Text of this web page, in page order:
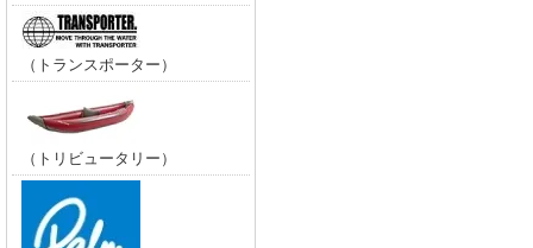
（トランスポーター）
（トリビュータリー）